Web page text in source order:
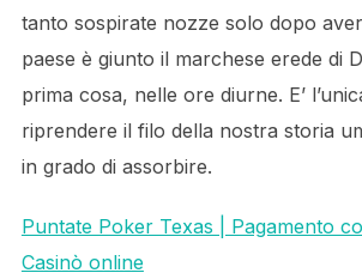
tanto sospirate nozze solo dopo
paese è giunto il marchese erede di
prima cosa, nelle ore diurne. E’
riprendere il filo della nostra storia
in grado di assorbire.
Puntate Poker Texas | Pagamento
Casinò online